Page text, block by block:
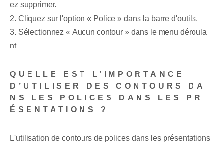
ez supprimer.
2. Cliquez sur l'option « Police » dans la barre d'outils.
3. Sélectionnez « Aucun contour » dans le menu déroula
nt.
QUELLE EST L’IMPORTANCE
D’UTILISER DES CONTOURS DA
NS LES POLICES DANS LES PR
ÉSENTATIONS ?
L'utilisation de contours de polices dans les présentations